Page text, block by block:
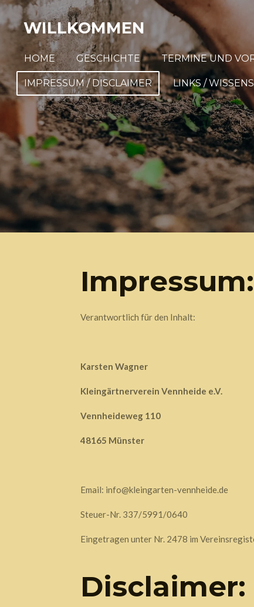
Hauptinhalt
springen
WILLKOMMEN
HOME GESCHICHTE TERMINE UND
IMPRESSUM / DISCLAIMER LINKS /
Impressum:
Verantwortlich für den Inhalt:
Karsten Wagner
Kleingärtnerverein Vennheide e.V.
Vennheideweg 110
48165 Münster
Email: info@kleingarten-vennheide.de
Steuer-Nr. 337/5991/0640
Eingetragen unter Nr. 2478 im
Disclaimer: